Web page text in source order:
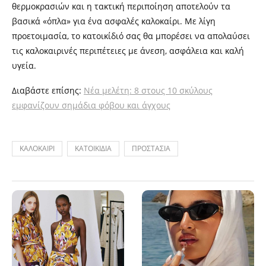
θερμοκρασιών και η τακτική περιποίηση αποτελούν τα
βασικά «όπλα» για ένα ασφαλές καλοκαίρι. Με λίγη
προετοιμασία, το κατοικίδιό σας θα μπορέσει να απολαύσει
τις καλοκαιρινές περιπέτειες με άνεση, ασφάλεια και καλή
υγεία.
Διαβάστε επίσης: Νέα μελέτη: 8 στους 10 σκύλους
εμφανίζουν σημάδια φόβου και άγχους
ΚΑΛΟΚΑΙΡΙ ΚΑΤΟΙΚΙΔΙΑ ΠΡΟΣΤΑΣΙΑ